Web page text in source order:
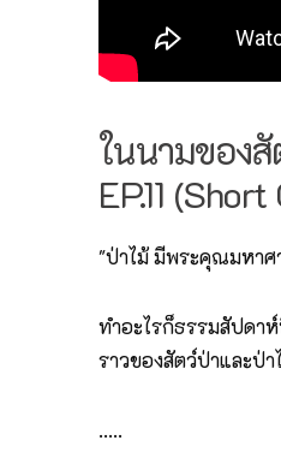
ในนามของ
EP.11
"ป่าไม้ มีพระคุณมหา
ทำอะไรก็ธรรมสัปดา
ราวของสัตว์ป่าและป่
…..